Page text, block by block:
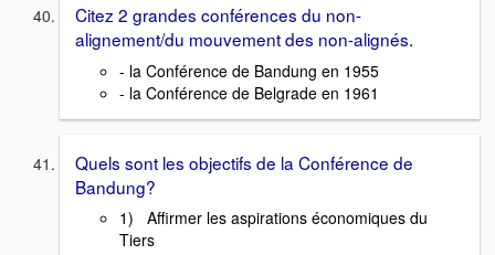
Citez 2 grandes conférences du non-
alignement/du mouvement des non-alignés.
- la Conférence de Bandung en 1955
- la Conférence de Belgrade en 1961
Quels sont les objectifs de la Conférence de
Bandung?
1) Affirmer les aspirations économiques du
Tiers